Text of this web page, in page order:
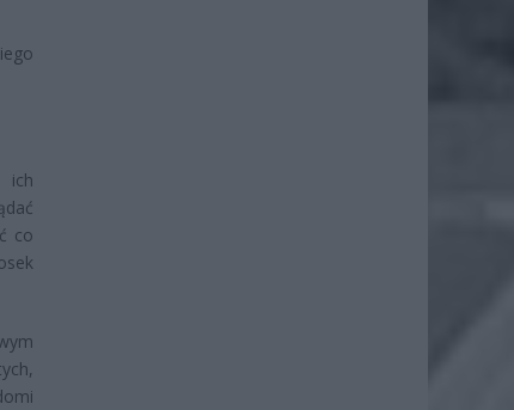
ich
co